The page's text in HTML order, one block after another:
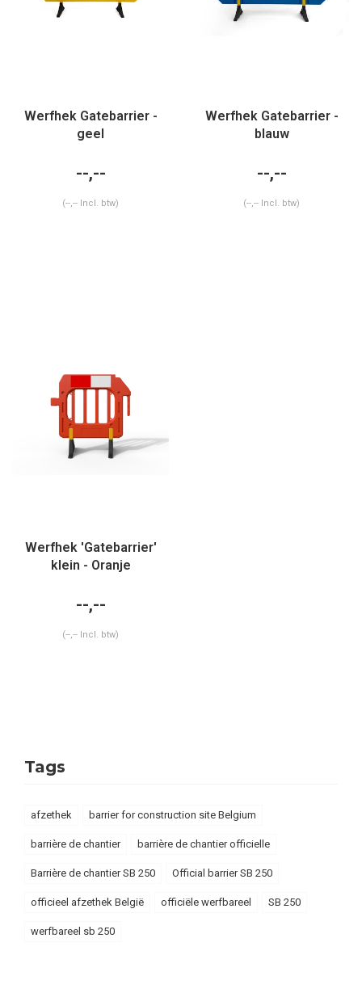
Werfhek Gatebarrier -
geel
--,--
(--,-- Incl. btw)
Werfhek Gatebarrier -
blauw
--,--
(--,-- Incl. btw)
Werfhek 'Gatebarrier'
klein - Oranje
--,--
(--,-- Incl. btw)
Tags
afzethek barrier for construction site Belgium
barrière de chantier barrière de chantier officielle
Barrière de chantier SB 250 Official barrier SB 250
officieel afzethek België officiële werfbareel SB 250
werfbareel sb 250